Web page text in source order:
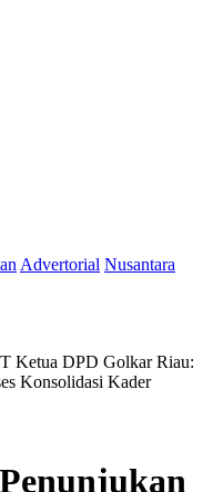
Advertorial Nusantara
Ketua DPD Golkar Riau:
Konsolidasi Kader